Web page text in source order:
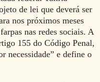
de lei que deverá ser
nos próximos meses
nas redes sociais. A
155 do Código Penal,
necessidade” e define o